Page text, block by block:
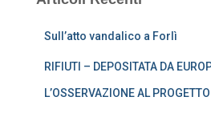
Sull’atto vandalico a Forlì
RIFIUTI – DEPOSITATA DA
L’OSSERVAZIONE AL